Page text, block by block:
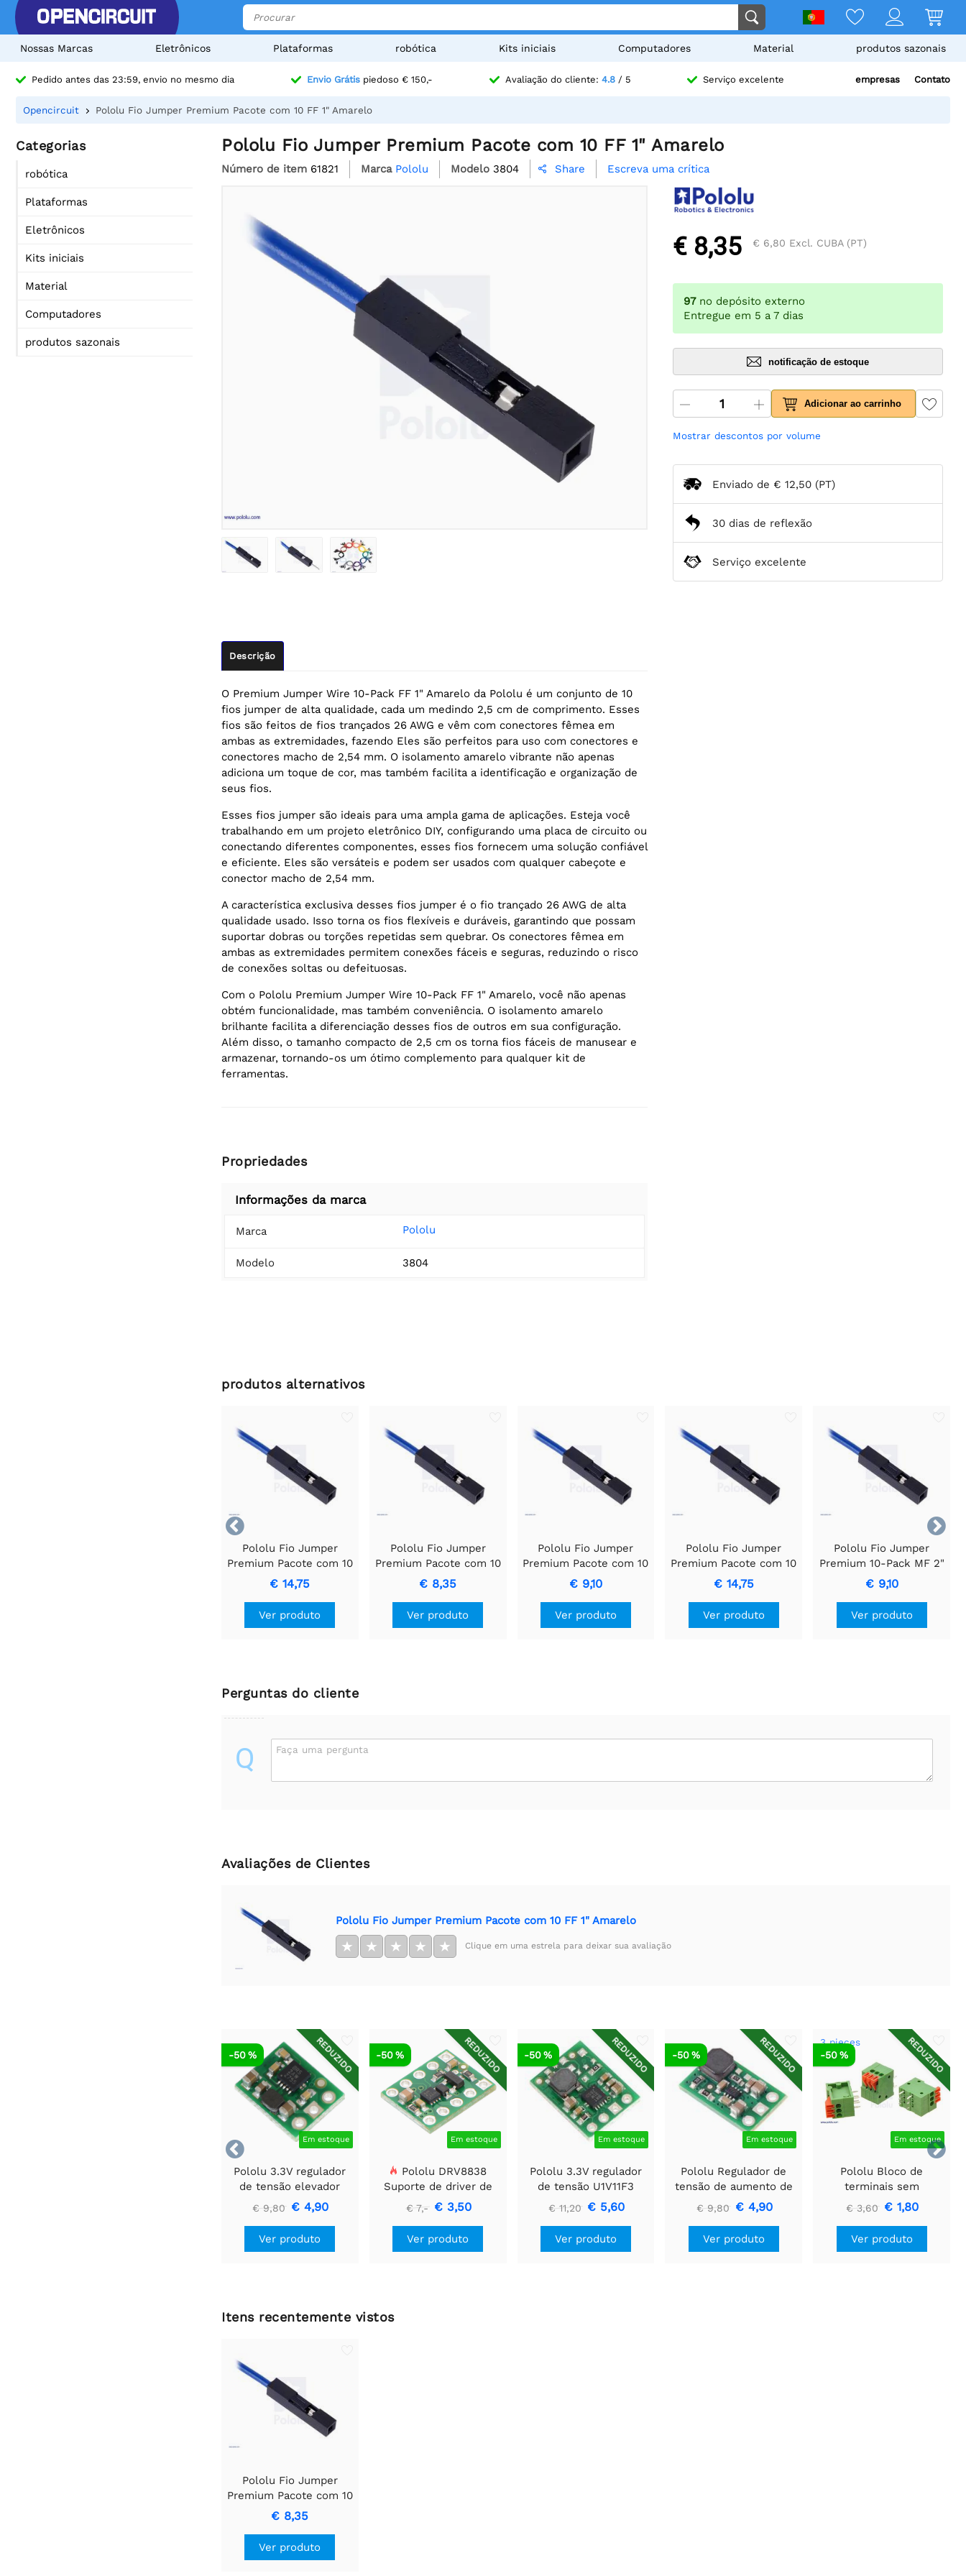
Nossas Marcas Eletrônicos Plataformas robótica Kits iniciais Computadores Material produtos sazonais
Pedido antes das 23:59, envio no mesmo dia Envio Grátispiedoso € 150,- Avaliação do cliente: 4.8/ 5 Serviço excelente empresas Contato
Opencircuit Pololu Fio Jumper Premium Pacote com 10 FF 1" Amarelo
Categorias
robótica
Plataformas
Eletrônicos
Kits iniciais
Material
Computadores
produtos sazonais
Pololu Fio Jumper Premium Pacote com 10 FF 1" Amarelo
Número de item 61821 Marca Pololu Modelo 3804  Share Escreva uma crítica
Descrição
O Premium Jumper Wire 10-Pack FF 1" Amarelo da Pololu é um conjunto de 10
fios jumper de alta qualidade, cada um medindo 2,5 cm de comprimento. Esses
fios são feitos de fios trançados 26 AWG e vêm com conectores fêmea em
ambas as extremidades, fazendo Eles são perfeitos para uso com conectores e
conectores macho de 2,54 mm. O isolamento amarelo vibrante não apenas
adiciona um toque de cor, mas também facilita a identificação e organização de
seus fios.
Esses fios jumper são ideais para uma ampla gama de aplicações. Esteja você
trabalhando em um projeto eletrônico DIY, configurando uma placa de circuito ou
conectando diferentes componentes, esses fios fornecem uma solução confiável
e eficiente. Eles são versáteis e podem ser usados com qualquer cabeçote e
conector macho de 2,54 mm.
A característica exclusiva desses fios jumper é o fio trançado 26 AWG de alta
qualidade usado. Isso torna os fios flexíveis e duráveis, garantindo que possam
suportar dobras ou torções repetidas sem quebrar. Os conectores fêmea em
ambas as extremidades permitem conexões fáceis e seguras, reduzindo o risco
de conexões soltas ou defeituosas.
Com o Pololu Premium Jumper Wire 10-Pack FF 1" Amarelo, você não apenas
obtém funcionalidade, mas também conveniência. O isolamento amarelo
brilhante facilita a diferenciação desses fios de outros em sua configuração.
Além disso, o tamanho compacto de 2,5 cm os torna fios fáceis de manusear e
armazenar, tornando-os um ótimo complemento para qualquer kit de
ferramentas.
Propriedades
Informações da marca
Marca Pololu
Modelo 3804
€ 8,35 € 6,80 Excl. CUBA (PT)
97 no depósito externo
Entregue em 5 a 7 dias
notificação de estoque
Adicionar ao carrinho
Mostrar descontos por volume
Enviado de € 12,50 (PT)
30 dias de reflexão
Serviço excelente
produtos alternativos


Pololu Fio Jumper
Premium Pacote com 10
FF 12" Azul
€ 14,75
Ver produto
Pololu Fio Jumper
Premium Pacote com 10
FF 1" Azul
€ 8,35
Ver produto
Pololu Fio Jumper
Premium Pacote com 10
FF 2" Preto
€ 9,10
Ver produto
Pololu Fio Jumper
Premium Pacote com 10
MM 12" Marrom
€ 14,75
Ver produto
Pololu Fio Jumper
Premium 10-Pack MF 2"
Vermelho
€ 9,10
Ver produto
Perguntas do cliente
Q Faça uma pergunta
Avaliações de Clientes
Pololu Fio Jumper Premium Pacote com 10 FF 1" Amarelo
★ ★ ★ ★ ★ Clique em uma estrela para deixar sua avaliação


REDUZIDO
Em estoque
-50 %
Pololu 3.3V regulador
de tensão elevador
U1V10F3
€ 9,80 € 4,90
Ver produto
REDUZIDO
Em estoque
-50 %
Pololu DRV8838
Suporte de driver de
motor CC escovado
simples
€ 7,- € 3,50
Ver produto
REDUZIDO
Em estoque
-50 %
Pololu 3.3V regulador
de tensão U1V11F3
€ 11,20 € 5,60
Ver produto
REDUZIDO
Em estoque
-50 %
Pololu Regulador de
tensão de aumento de
5V U3V16F5
€ 9,80 € 4,90
Ver produto
REDUZIDO
3 pieces
Em estoque
-50 %
Pololu Bloco de
terminais sem
parafusos: 3 pinos,
passo de 0,1″, entrada
lateral (pacote com 3)
€ 3,60 € 1,80
Ver produto
Itens recentemente vistos
Pololu Fio Jumper
Premium Pacote com 10
FF 1" Amarelo
€ 8,35
Ver produto